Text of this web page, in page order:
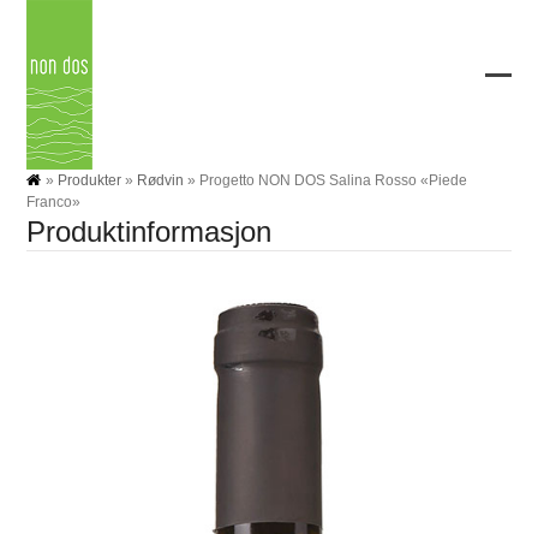
content
» Produkter » Rødvin » Progetto NON DOS Salina Rosso «Piede
Franco»
Produktinformasjon